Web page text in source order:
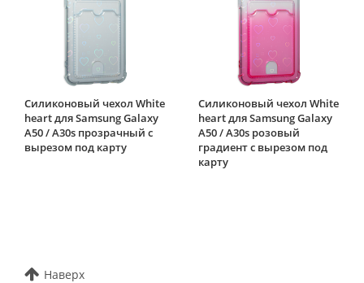
Силиконовый чехол White
heart для Samsung Galaxy
A50 / A30s прозрачный с
вырезом под карту
Силиконовый чехол White
heart для Samsung Galaxy
A50 / A30s розовый
градиент c вырезом под
карту
Наверх